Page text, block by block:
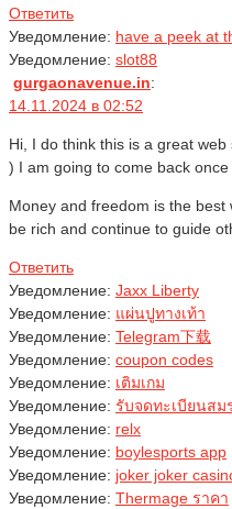
Ответить
Уведомление: have a peek at
Уведомление: slot88
gurgaonavenue.in:
14.11.2024 в 02:52
Hi, I do think this is a great
) I am going to come back
Money and freedom is the best
be rich and continue to guide
Ответить
Уведомление: Jaxx Liberty
Уведомление: แผ่นปูทางเท้า
Уведомление: Telegram下载
Уведомление: coupon codes
Уведомление: เติมเกม
Уведомление: รับจดทะเบียนส
Уведомление: relx
Уведомление: boylesports app
Уведомление: joker joker
Уведомление: Thermage ราคา